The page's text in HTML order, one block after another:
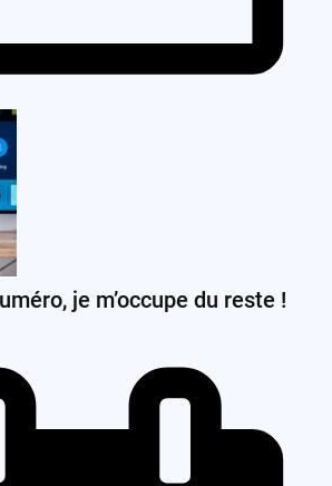
je m’occupe du reste !